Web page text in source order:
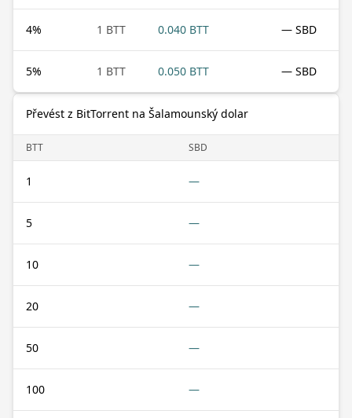
4% 1 BTT 0.040 BTT — SBD
5% 1 BTT 0.050 BTT — SBD
Převést z BitTorrent na Šalamounský dolar
BTT SBD
1 —
5 —
10 —
20 —
50 —
100 —